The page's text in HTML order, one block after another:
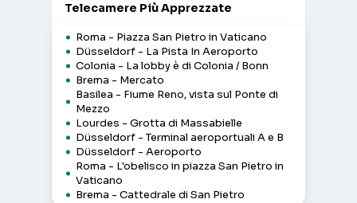
Telecamere Più Apprezzate
Roma - Piazza San Pietro in Vaticano
Düsseldorf - La Pista In Aeroporto
Colonia - La lobby è di Colonia / Bonn
Brema - Mercato
Basilea - Fiume Reno, vista sul Ponte di
Mezzo
Lourdes - Grotta di Massabielle
Düsseldorf - Terminal aeroportuali A e B
Düsseldorf - Aeroporto
Roma - L'obelisco in piazza San Pietro in
Vaticano
Brema - Cattedrale di San Pietro